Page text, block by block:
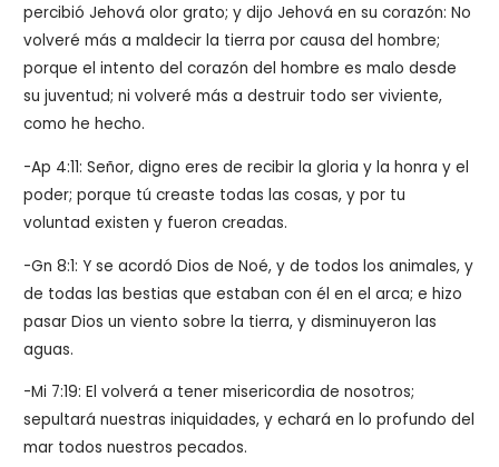
percibió Jehová olor grato; y dijo Jehová en su corazón: No
volveré más a maldecir la tierra por causa del hombre;
porque el intento del corazón del hombre es malo desde
su juventud; ni volveré más a destruir todo ser viviente,
como he hecho.
-Ap 4:11: Señor, digno eres de recibir la gloria y la honra y el
poder; porque tú creaste todas las cosas, y por tu
voluntad existen y fueron creadas.
-Gn 8:1: Y se acordó Dios de Noé, y de todos los animales, y
de todas las bestias que estaban con él en el arca; e hizo
pasar Dios un viento sobre la tierra, y disminuyeron las
aguas.
-Mi 7:19: El volverá a tener misericordia de nosotros;
sepultará nuestras iniquidades, y echará en lo profundo del
mar todos nuestros pecados.